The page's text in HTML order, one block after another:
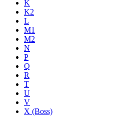
K
K2
L
M1
M2
N
P
Q
R
T
U
V
X (Boss)